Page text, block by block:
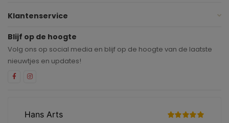
Klantenservice
Blijf op de hoogte
Volg ons op social media en blijf op de hoogte van de laatste
nieuwtjes en updates!